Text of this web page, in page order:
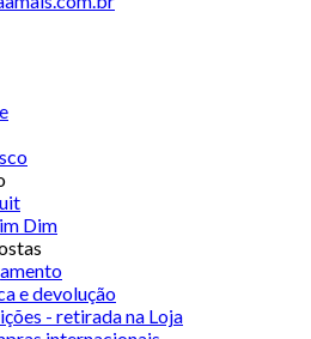
Dim
e devolução
- retirada na Loja